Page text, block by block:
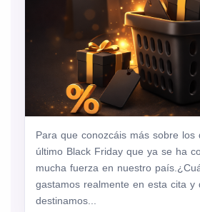
Para que conozcáis más sobre los
último Black Friday que ya se ha
mucha fuerza en nuestro
gastamos realmente en esta cita y
destinamos...